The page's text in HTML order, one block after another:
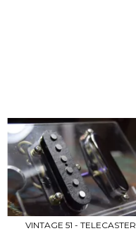
VINTAGE 51 - TELECASTER